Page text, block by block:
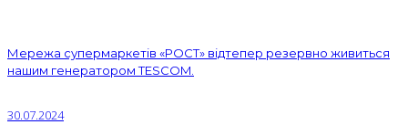
Мережа супермаркетів «РОСТ» відтепер резервно живиться
нашим генератором TESCOM.
30.07.2024